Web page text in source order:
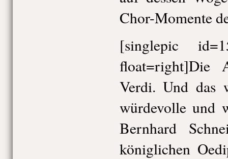
Chor-Momente
[singlepic
float=right]Die
Verdi. Und das
würdevolle und
Bernhard
königlichen